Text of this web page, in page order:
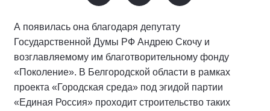
А появилась она благодаря депутату
Государственной Думы РФ Андрею Скочу и
возглавляемому им благотворительному фонду
«Поколение». В Белгородской области в рамках
проекта «Городская среда» под эгидой партии
«Единая Россия» проходит строительство таких